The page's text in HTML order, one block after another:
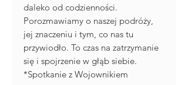
daleko od codzienności.
Porozmawiamy o naszej podróży,
jej znaczeniu i tym, co nas tu
przywiodło. To czas na zatrzymanie
się i spojrzenie w głąb siebie.
*Spotkanie z Wojownikiem